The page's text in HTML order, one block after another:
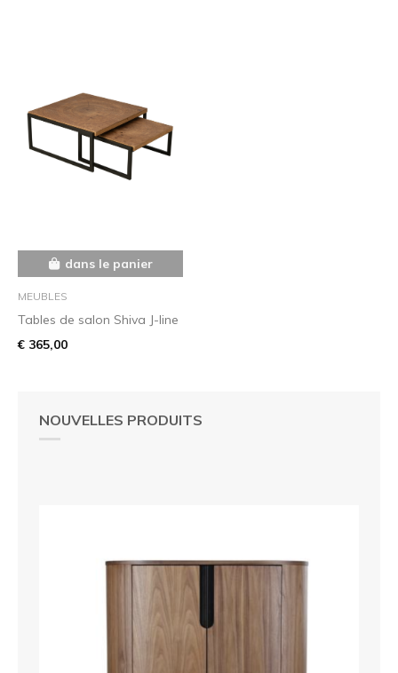
NOUVELLES PRODUITS
dans le panier
MEUBLES
Tables de salon Shiva J-line
€ 365,00